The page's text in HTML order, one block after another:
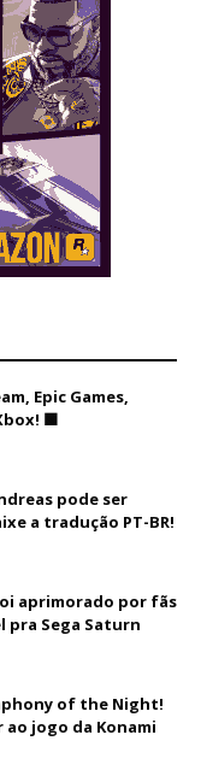
Epic Games,
🟩
pode ser
a tradução PT-BR!
aprimorado por fãs
pra Sega Saturn
of the Night!
jogo da Konami